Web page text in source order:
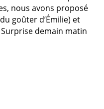
nous avons proposé
goûter d’Émilie) et
demain matin